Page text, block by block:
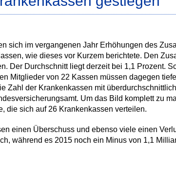
sich im vergangenen Jahr Erhöhungen des
wie dieses vor Kurzem berichtete. Den
Der Durchschnitt liegt derzeit bei 1,1 Prozent.
Mitglieder von 22 Kassen müssen dagegen
Zahl der Krankenkassen mit
Um das Bild komplett zu
die sich auf 26 Krankenkassen verteilen.
einen Überschuss und ebenso viele einen
während es 2015 noch ein Minus von 1,1